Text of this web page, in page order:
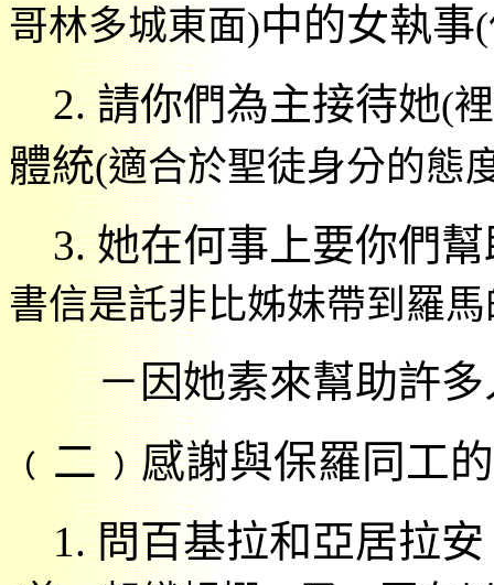
哥林多城東面)中的女執事(
2.請你們為主接待她(
體統(適合於聖徒身分的態
3.她在何事上要你們
書信是託非比姊妹帶到羅
－因她素來幫助許多
﹙二﹚感謝與保羅同工
1.問百基拉和亞居拉